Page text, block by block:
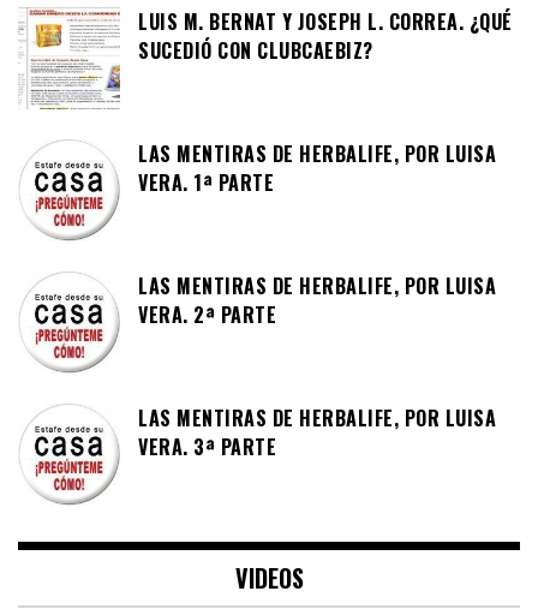
LUIS M. BERNAT Y JOSEPH L. CORREA. ¿QUÉ
SUCEDIÓ CON CLUBCAEBIZ?
LAS MENTIRAS DE HERBALIFE, POR LUISA
VERA. 1ª PARTE
LAS MENTIRAS DE HERBALIFE, POR LUISA
VERA. 2ª PARTE
LAS MENTIRAS DE HERBALIFE, POR LUISA
VERA. 3ª PARTE
VIDEOS